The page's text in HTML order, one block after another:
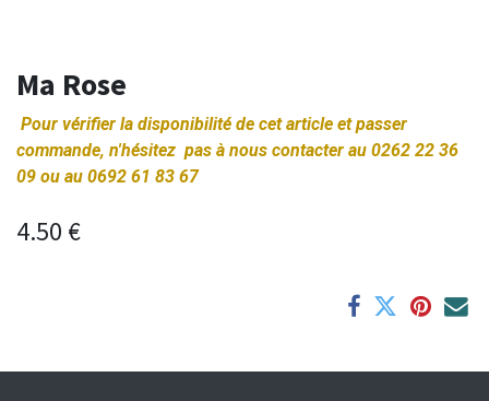
Ma Rose
Pour vérifier la disponibilité de cet article et passer
commande, n'hésitez pas à nous contacter au 0262 22 36
09 ou au 0692 61 83 67
4.50 €